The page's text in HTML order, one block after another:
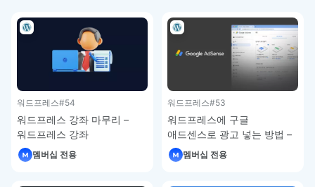
워드프레스#54
워드프레스 강좌 마무리 –
워드프레스 강좌
멤버십 전용
워드프레스#53
워드프레스에 구글
애드센스로 광고 넣는 방법 –
워드프레스 강좌
멤버십 전용